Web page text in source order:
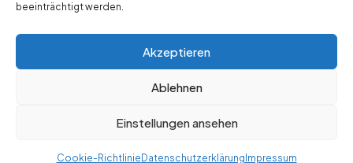
beeinträchtigt werden.
Akzeptieren
Ablehnen
Einstellungen ansehen
Cookie-Richtlinie Datenschutzerklärung Impressum
Pat Arrabito
Yip Kok Tho
Church Services WordPress ThemeBy Themespride